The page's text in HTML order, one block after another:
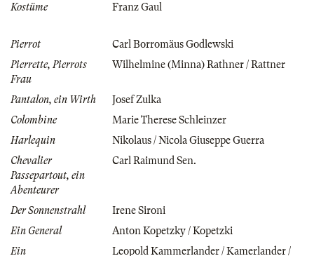
Kostüme
Franz Gaul
Pierrot
Carl Borromäus Godlewski
Pierrette, Pierrots
Frau
Wilhelmine (Minna) Rathner / Rattner
Pantalon, ein Wirth
Josef Zulka
Colombine
Marie Therese Schleinzer
Harlequin
Nikolaus / Nicola Giuseppe Guerra
Chevalier
Passepartout, ein
Abenteurer
Carl Raimund Sen.
Der Sonnenstrahl
Irene Sironi
Ein General
Anton Kopetzky / Kopetzki
Ein
Leopold Kammerlander / Kamerlander /